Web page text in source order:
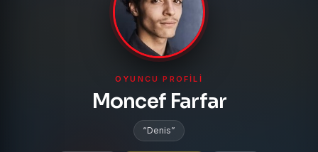
OYUNCU PROFILI
Moncef Farfar
Denis